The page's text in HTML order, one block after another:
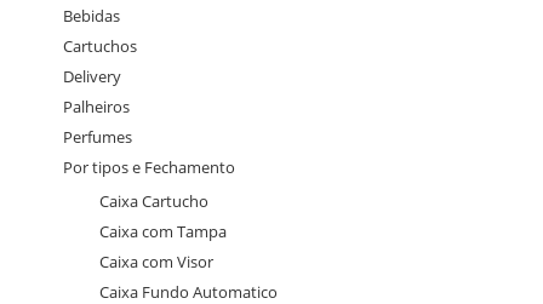
Bebidas
Cartuchos
Delivery
Palheiros
Perfumes
Por tipos e Fechamento
Caixa Cartucho
Caixa com Tampa
Caixa com Visor
Caixa Fundo Automatico